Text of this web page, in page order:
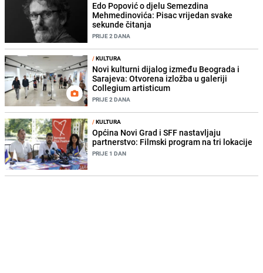
Edo Popović o djelu Semezdina
Mehmedinovića: Pisac vrijedan svake
sekunde čitanja
PRIJE 2 DANA
/KULTURA
Novi kulturni dijalog između Beograda i
Sarajeva: Otvorena izložba u galeriji
Collegium artisticum
PRIJE 2 DANA
/KULTURA
Općina Novi Grad i SFF nastavljaju
partnerstvo: Filmski program na tri lokacije
PRIJE 1 DAN